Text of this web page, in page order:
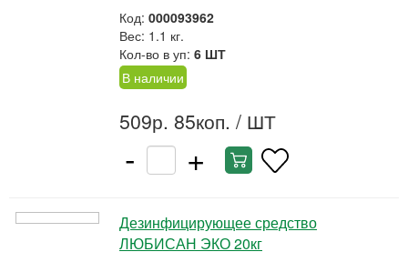
Код: 000093962
Вес: 1.1 кг.
Кол-во в уп: 6 ШТ
В наличии
509р. 85коп. / ШТ
- +
Дезинфицирующее средство
ЛЮБИСАН ЭКО 20кг